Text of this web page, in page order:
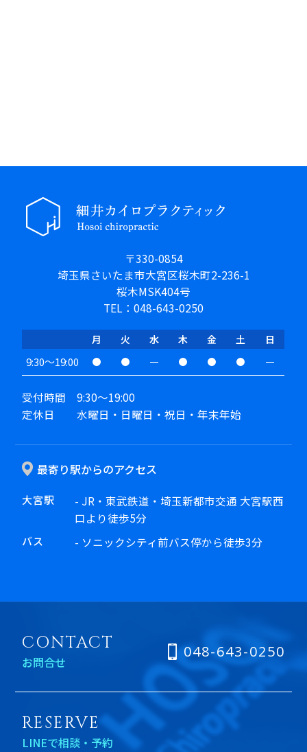
〒330-0854
埼玉県さいたま市大宮区桜木町2-236-1
桜木MSK404号
TEL：048-643-0250
月 火 水 木 金 土 日
9:30～19:00
受付時間 9:30～19:00
定休日 水曜日・日曜日・祝日・年末年始
最寄り駅からのアクセス
大宮駅
- JR・東武鉄道・埼玉新都市交通 大宮駅西
口より徒歩5分
バス - ソニックシティ前バス停から徒歩3分
CONTACT
お問合せ
048-643-0250
RESERVE
LINEで相談・予約